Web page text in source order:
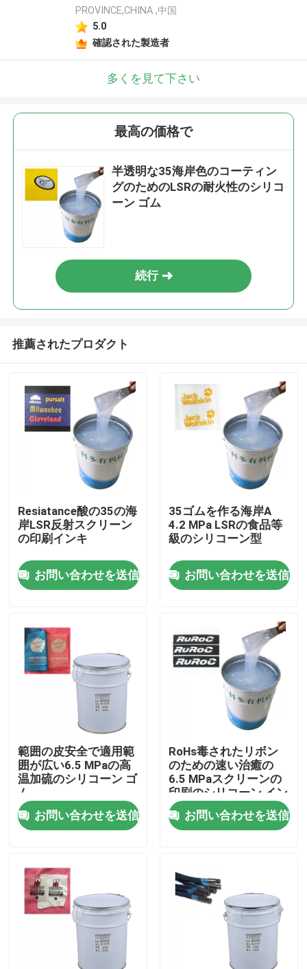
家
私達について
品質管理
私達に連絡しなさい
引用を要求しなさい
シリコーン ゴム インク
シリコーン インクを印刷するスクリーン
浮彫りになるシリコーン インク
PROVINCE,CHINA ,中国
5.0
確認された製造者
多くを見て下さい
最高の価格で
半透明な35海岸色のコーティン
グのためのLSRの耐火性のシリコ
ーン ゴム
続行
推薦されたプロダクト
Resiatance酸の35の海
岸LSR反射スクリーン
の印刷インキ
お問い合わせを送信
35ゴムを作る海岸A
4.2 MPa LSRの食品等
級のシリコーン型
お問い合わせを送信
範囲の皮安全で適用範
囲が広い6.5 MPaの高
温加硫のシリコーン ゴ
ム
お問い合わせを送信
RoHs毒されたリボン
のための速い治癒の
6.5 MPaスクリーンの
印刷のシリコーン イン
ク
お問い合わせを送信